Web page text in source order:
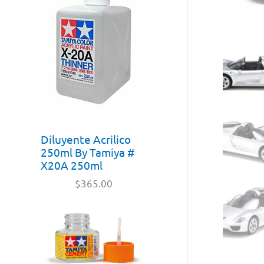
Diluyente Acrilico
250ml By Tamiya #
X20A 250ml
$365.00